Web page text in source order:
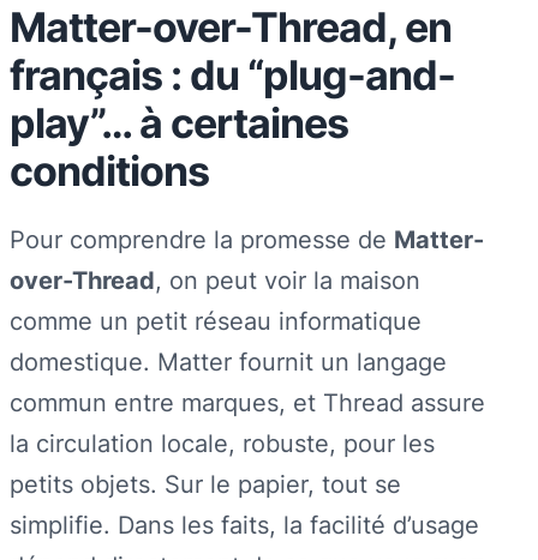
Matter-over-Thread, en
français : du “plug-and-
play”… à certaines
conditions
Pour comprendre la promesse de Matter-
over-Thread, on peut voir la maison
comme un petit réseau informatique
domestique. Matter fournit un langage
commun entre marques, et Thread assure
la circulation locale, robuste, pour les
petits objets. Sur le papier, tout se
simplifie. Dans les faits, la facilité d’usage